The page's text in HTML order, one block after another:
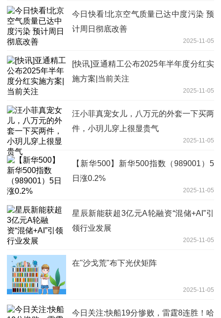
今日快看!北京空气质量已达中度污染 预
计周日彻底改善
2025-11-05
[快讯]亚通精工公布2025年半年度分红实
施方案|当前关注
2025-11-05
汪小菲真宠女儿，八万元的外套一下买两
件，小玥儿穿上很显贵气
2025-11-05
【新华500】新华500指数（989001）5
日涨0.2%
2025-11-05
星辰新能获超3亿元A轮融资“混储+AI”引
领行业发展
2025-11-05
在"沙戈荒"布下光伏矩阵
2025-11-05
今日关注:快船19分惨败，雷霆8连胜！哈